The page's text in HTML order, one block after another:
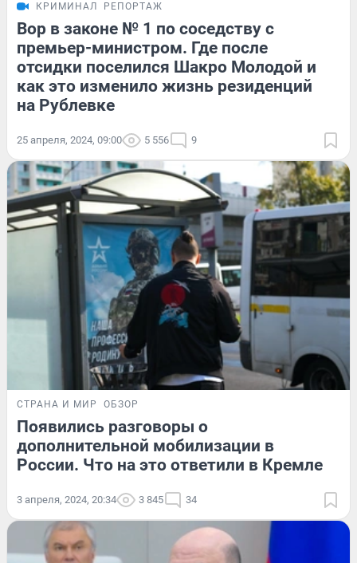
КРИМИНАЛ РЕПОРТАЖ
Вор в законе № 1 по соседству с
премьер-министром. Где после
отсидки поселился Шакро Молодой и
как это изменило жизнь резиденций
на Рублевке
25 апреля, 2024, 09:00 5 556 9
СТРАНА И МИР ОБЗОР
Появились разговоры о
дополнительной мобилизации в
России. Что на это ответили в Кремле
3 апреля, 2024, 20:34 3 845 34